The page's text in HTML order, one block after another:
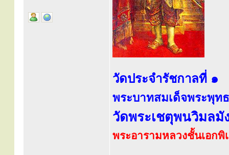
วัดประจำรัชกาลที่ ๑
พระบาทสมเด็จพระพุท
วัดพระเชตุพนวิมลมั
พระอารามหลวงชั้นเอก